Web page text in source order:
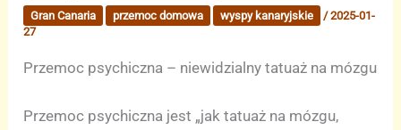
Gran Canaria przemoc domowa wyspy kanaryjskie /2025-01-
27
Przemoc psychiczna – niewidzialny tatuaż na mózgu
Przemoc psychiczna jest „jak tatuaż na mózgu,